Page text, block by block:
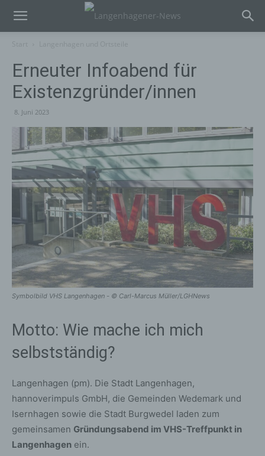
Erneuter Infoabend für
Existenzgründer/innen
8. Juni 2023
Symbolbild VHS Langenhagen - © Carl-Marcus Müller/LGHNews
Motto: Wie mache ich mich
selbstständig?
Langenhagen (pm). Die Stadt Langenhagen,
hannoverimpuls GmbH, die Gemeinden Wedemark und
Isernhagen sowie die Stadt Burgwedel laden zum
gemeinsamen Gründungsabend im VHS-Treffpunkt in
Langenhagen ein.